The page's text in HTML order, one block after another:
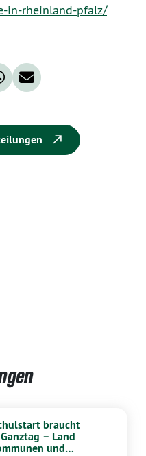
in-rheinland-pfalz/
braucht
– Land
und